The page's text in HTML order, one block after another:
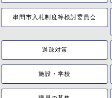
串間市入札制度等検討委員会
過疎対策
施設・学校